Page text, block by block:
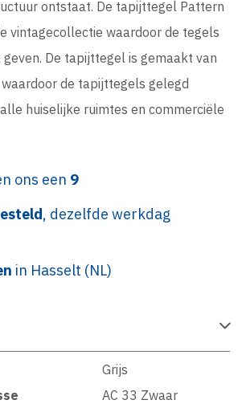
ontstaat. De tapijttegel Pattern
vintagecollectie waardoor de tegels
De tapijttegel is gemaakt van
de tapijttegels gelegd
huiselijke ruimtes en commerciële
ons een 9
, dezelfde werkdag
in Hasselt (NL)
Grijs
AC 33 Zwaar